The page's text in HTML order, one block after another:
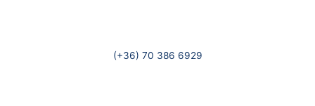
(+36) 70 386 6929